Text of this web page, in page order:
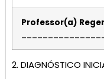
Professor(a)
2. DIAGNÓSTICO